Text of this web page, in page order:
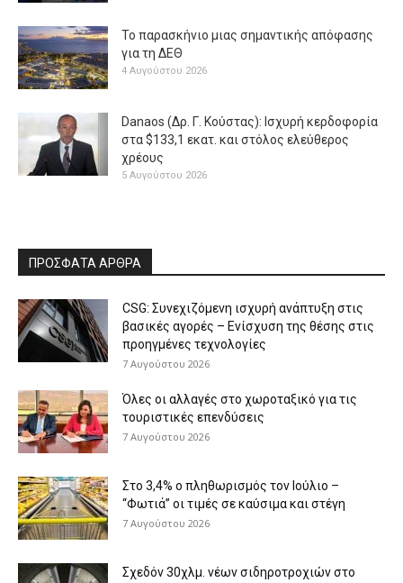
Το παρασκήνιο μιας σημαντικής απόφασης
για τη ΔΕΘ
4 Αυγούστου 2026
Danaos (Δρ. Γ. Κούστας): Ισχυρή κερδοφορία
στα $133,1 εκατ. και στόλος ελεύθερος
χρέους
5 Αυγούστου 2026
ΠΡΟΣΦΑΤΑ ΑΡΘΡΑ
CSG: Συνεχιζόμενη ισχυρή ανάπτυξη στις
βασικές αγορές – Ενίσχυση της θέσης στις
προηγμένες τεχνολογίες
7 Αυγούστου 2026
Όλες οι αλλαγές στο χωροταξικό για τις
τουριστικές επενδύσεις
7 Αυγούστου 2026
Στο 3,4% ο πληθωρισμός τον Ιούλιο –
“Φωτιά” οι τιμές σε καύσιμα και στέγη
7 Αυγούστου 2026
Σχεδόν 30χλμ. νέων σιδηροτροχιών στο